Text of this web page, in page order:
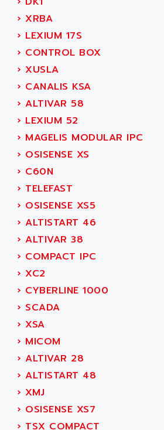
SERVO DRIVE
AC MAINSPINDLE
KDA
KDS
TDA
BUM
BUS
DIAX 04
DIAX 4
cms3
CMS
PARVEX
AMS
R6TXB
MOVIDYN
LEXIUM
SERVVODYN
SE50
LTD12
MDLA
ACMD2
ACM
ADAMEL
ADANI PSC
ADAPTATER
ADAPTATIVE
ADAPTEC
ADAPTORR
ADAS
ADC AUTOMATICA
ADDA
ADDER
ADDI DATA
ADEL SYSTEM
ADEPT
ADEPT TECHNOLOGY
ADES
ADISCOM
ADITEC
ADL EUROTECH
ADLEE POWERTRONIC
ADLINK
ADM ELECTRONIC
› XRBA
› LEXIUM 17S
› CONTROL BOX
› XUSLA
› CANALIS KSA
› ALTIVAR 58
› LEXIUM 52
› MAGELIS MODULAR IPC
› OSISENSE XS
› C60N
› TELEFAST
› OSISENSE XS5
› ALTISTART 46
› ALTIVAR 38
› COMPACT IPC
› XC2
› CYBERLINE 1000
› SCADA
› XSA
› MICOM
› ALTIVAR 28
› ALTISTART 48
› XMJ
› OSISENSE XS7
› TSX COMPACT